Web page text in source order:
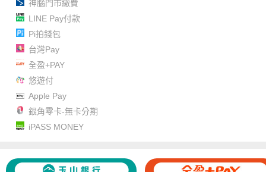
神腦門市繳費
LINE Pay付款
Pi拍錢包
台灣Pay
全盈+PAY
悠遊付
Apple Pay
銀角零卡-無卡分期
iPASS MONEY